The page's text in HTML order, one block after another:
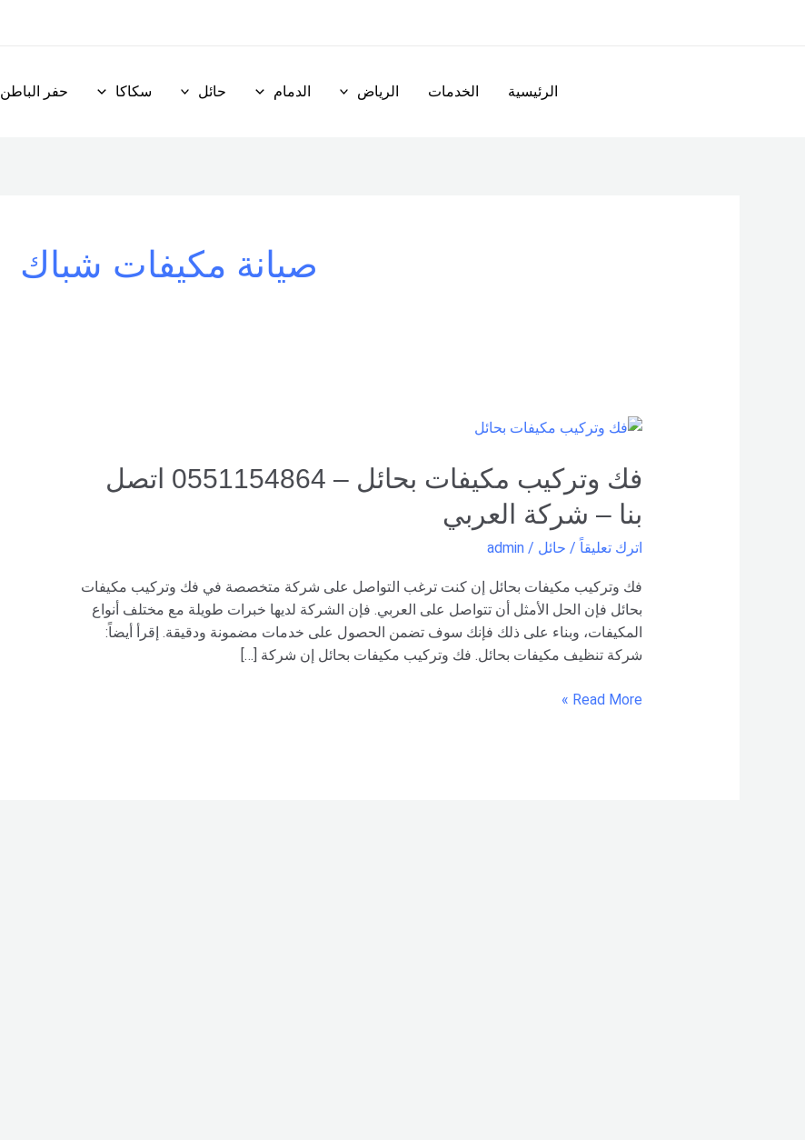
الرئيسية الخدمات الرياض الدمام حائل سكاكا حفر الباطن
صيانة مكيفات شباك
فك وتركيب مكيفات بحائل – 0551154864 اتصل
بنا – شركة العربي
اترك تعليقاً / حائل /
admin
فك وتركيب مكيفات بحائل إن كنت ترغب التواصل على شركة متخصصة في فك وتركيب مكيفات
بحائل فإن الحل الأمثل أن تتواصل على العربي. فإن الشركة لديها خبرات طويلة مع مختلف أنواع
المكيفات، وبناء على ذلك فإنك سوف تضمن الحصول على خدمات مضمونة ودقيقة. إقرأ أيضاً:
شركة تنظيف مكيفات بحائل. فك وتركيب مكيفات بحائل إن شركة […]
فك
مكيفات
بحائل
–
0551154864
اتصل
بنا –
شركة العربي
Read More »